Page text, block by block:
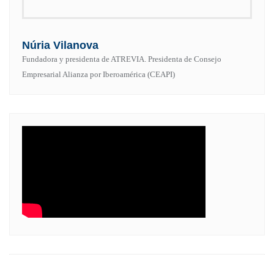
Núria Vilanova
Fundadora y presidenta de ATREVIA. Presidenta de Consejo
Empresarial Alianza por Iberoamérica (CEAPI)